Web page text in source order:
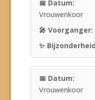
Vrouwenkoor
Vrouwenkoor